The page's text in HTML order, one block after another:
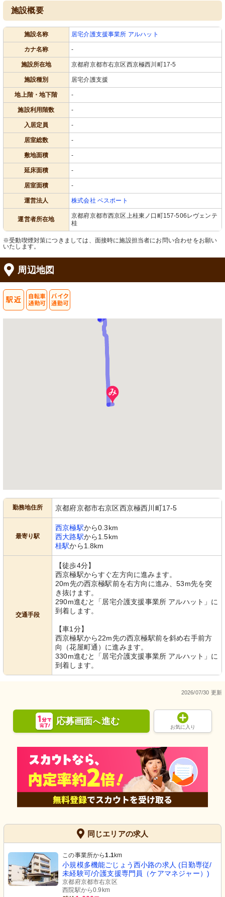
施設概要
施設名称 居宅介護支援事業所 アルハット
カナ名称 -
施設所在地 京都府京都市右京区西京極西川町17-5
施設種別 居宅介護支援
地上階・地下階 -
施設利用階数 -
入居定員 -
居室総数 -
敷地面積 -
延床面積 -
居室面積 -
運営法人 株式会社 ベスポート
運営者所在地
京都府京都市西京区上桂東ノ口町157-506レヴェンテ
桂
※受動喫煙対策につきましては、面接時に施設担当者にお問い合わせをお願い
いたします。
周辺地図
勤務地住所 京都府京都市右京区西京極西川町17-5
最寄り駅
西京極駅から0.3km
西大路駅から1.5km
桂駅から1.8km
交通手段
【徒歩4分】
西京極駅からすぐ左方向に進みます。
20m先の西京極駅前を右方向に進み、53m先を突
き抜けます。
290m進むと「居宅介護支援事業所 アルハット」に
到着します。
【車1分】
西京極駅から22m先の西京極駅前を斜め右手前方
向（花屋町通）に進みます。
330m進むと「居宅介護支援事業所 アルハット」に
到着します。
2026/07/30 更新
応募画面へ進む
お気に入り
同じエリアの求人
この事業所から1.1km
小規模多機能ごじょう西小路の求人 (日勤専従/
未経験可/介護支援専門員（ケアマネジャー）)
京都府京都市右京区
西院駅から0.9km